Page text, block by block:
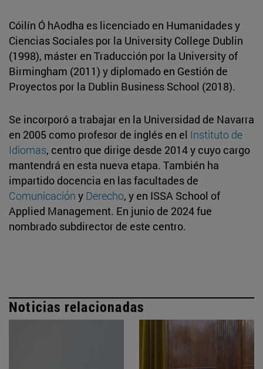
Cóilín Ó hAodha es licenciado en Humanidades y
Ciencias Sociales por la University College Dublin
(1998), máster en Traducción por la University of
Birmingham (2011) y diplomado en Gestión de
Proyectos por la Dublin Business School (2018).
Se incorporó a trabajar en la Universidad de Navarra
en 2005 como profesor de inglés en el Instituto de
Idiomas, centro que dirige desde 2014 y cuyo cargo
mantendrá en esta nueva etapa. También ha
impartido docencia en las facultades de
Comunicación y Derecho, y en ISSA School of
Applied Management. En junio de 2024 fue
nombrado subdirector de este centro.
Noticias relacionadas